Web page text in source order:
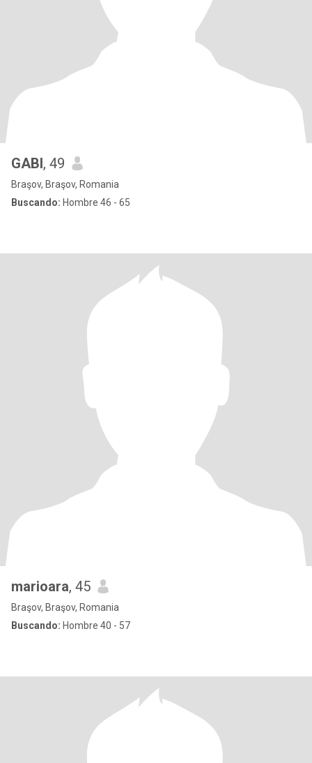
GABI, 49
Braşov, Braşov, Romania
Buscando: Hombre 46 - 65
marioara, 45
Braşov, Braşov, Romania
Buscando: Hombre 40 - 57